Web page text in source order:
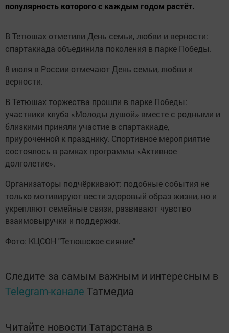
популярность которого с каждым годом растёт.
В Тетюшах отметили День семьи, любви и верности:
спартакиада объединила поколения в парке Победы.
8 июля в России отмечают День семьи, любви и
верности.
В Тетюшах торжества прошли в парке Победы:
участники клуба «Молоды душой» вместе с родными и
близкими приняли участие в спартакиаде,
приуроченной к празднику. Спортивное мероприятие
состоялось в рамках программы «Активное
долголетие».
Организаторы подчёркивают: подобные события не
только мотивируют вести здоровый образ жизни, но и
укрепляют семейные связи, развивают чувство
взаимовыручки и поддержки.
Фото: КЦСОН "Тетюшское сияние"
Следите за самым важным и интересным в
Telegram-канале Татмедиа
Читайте новости Татарстана в